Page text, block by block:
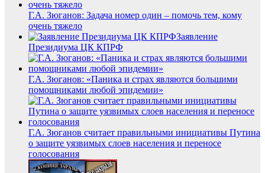
Г.А. Зюганов: Задача номер один – помочь тем, кому
очень тяжело
Заявление
Президиума ЦК КПРФ
Г.А. Зюганов: «Паника и страх являются большими
помощниками любой эпидемии»
Г.А. Зюганов считает правильными инициативы Путина
о защите уязвимых слоев населения и переносе
голосования